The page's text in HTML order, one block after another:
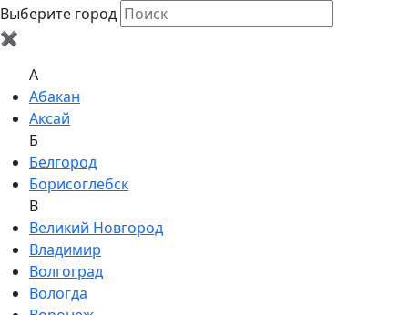
Выберите город
✖
A
Абакан
Аксай
Б
Белгород
Борисоглебск
В
Великий Новгород
Владимир
Волгоград
Вологда